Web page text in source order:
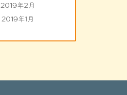
2019年2月
2019年1月